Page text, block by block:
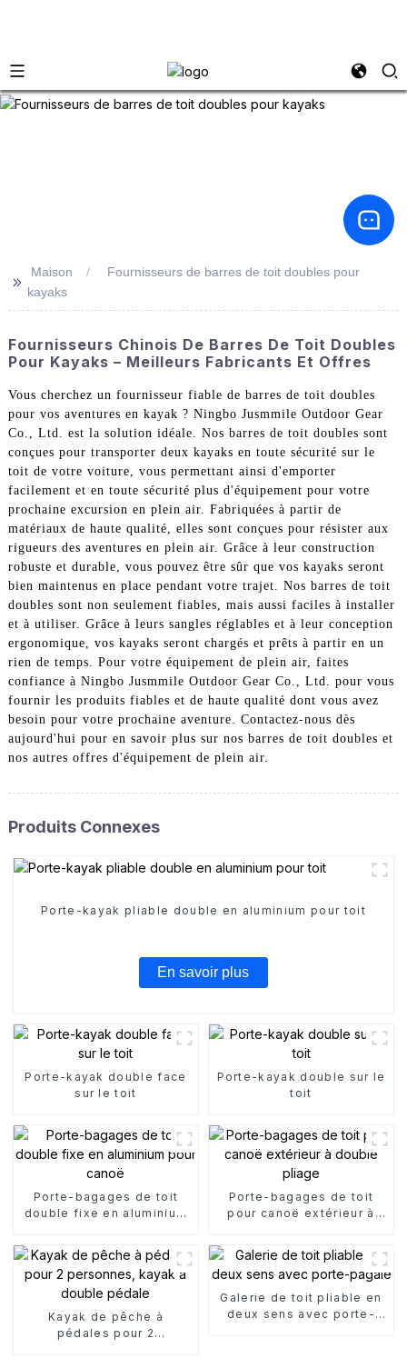
>> Maison
Fournisseurs de barres de toit doubles pour
kayaks
Fournisseurs Chinois De Barres De Toit Doubles
Pour Kayaks – Meilleurs Fabricants Et Offres
Vous cherchez un fournisseur fiable de barres de toit doubles
pour vos aventures en kayak ? Ningbo Jusmmile Outdoor Gear
Co., Ltd. est la solution idéale. Nos barres de toit doubles sont
conçues pour transporter deux kayaks en toute sécurité sur le
toit de votre voiture, vous permettant ainsi d'emporter
facilement et en toute sécurité plus d'équipement pour votre
prochaine excursion en plein air. Fabriquées à partir de
matériaux de haute qualité, elles sont conçues pour résister aux
rigueurs des aventures en plein air. Grâce à leur construction
robuste et durable, vous pouvez être sûr que vos kayaks seront
bien maintenus en place pendant votre trajet. Nos barres de toit
doubles sont non seulement fiables, mais aussi faciles à installer
et à utiliser. Grâce à leurs sangles réglables et à leur conception
ergonomique, vos kayaks seront chargés et prêts à partir en un
rien de temps. Pour votre équipement de plein air, faites
confiance à Ningbo Jusmmile Outdoor Gear Co., Ltd. pour vous
fournir les produits fiables et de haute qualité dont vous avez
besoin pour votre prochaine aventure. Contactez-nous dès
aujourd'hui pour en savoir plus sur nos barres de toit doubles et
nos autres offres d'équipement de plein air.
Produits Connexes
Porte-kayak pliable double en aluminium pour toit
En savoir plus
Porte-kayak double face
sur le toit
Porte-kayak double sur le
toit
Porte-bagages de toit
double fixe en aluminium
Porte-bagages de toit
pour canoë extérieur à
Kayak de pêche à
pédales pour 2
Galerie de toit pliable en
deux sens avec porte-